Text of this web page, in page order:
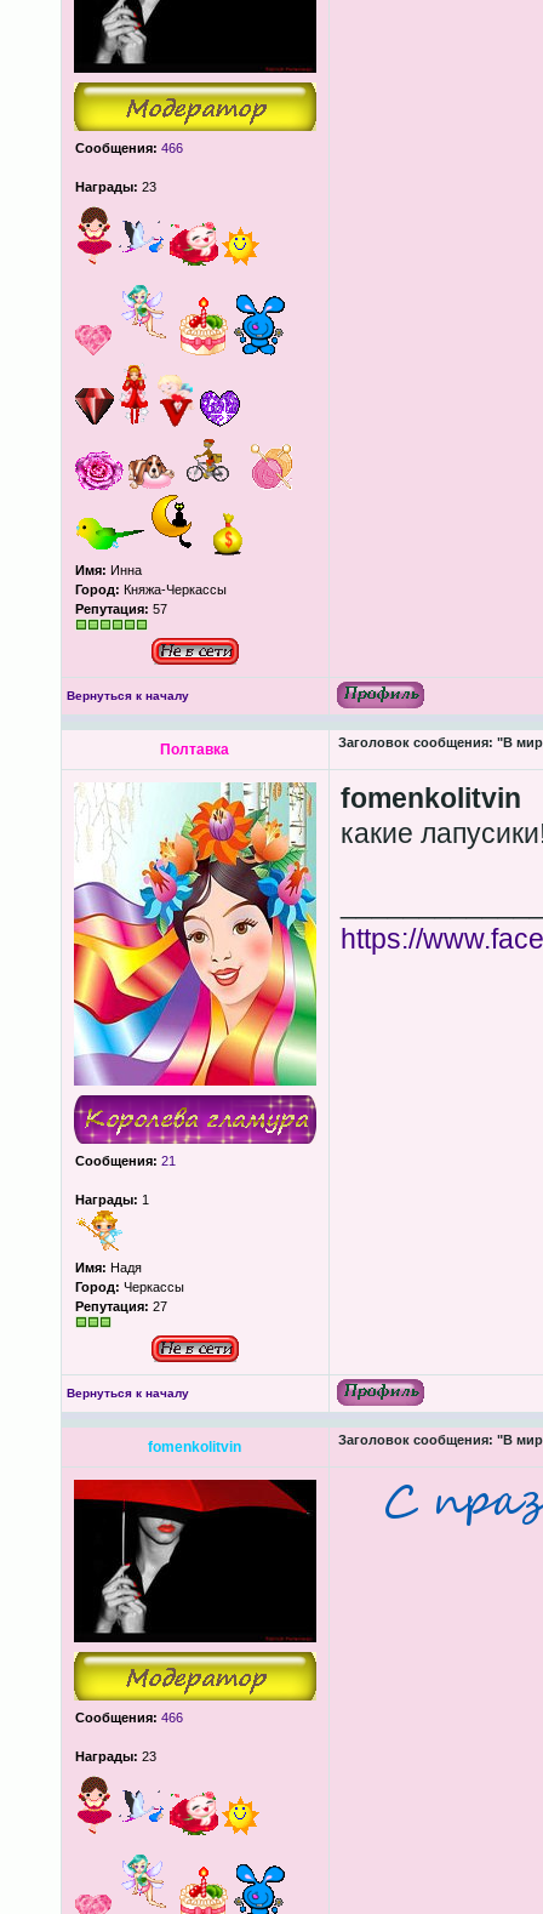
Сообщения: 466
Награды: 23
Имя: Инна
Город: Княжа-Черкассы
Репутация: 57
Вернуться к началу
Полтавка Заголовок сообщения: "В
Сообщения: 21
Награды: 1
Имя: Надя
Город: Черкассы
Репутация: 27
fomenkolitvin
какие
https://
Вернуться к началу
fomenkolitvin Заголовок сообщения: "В
Сообщения: 466
Награды: 23